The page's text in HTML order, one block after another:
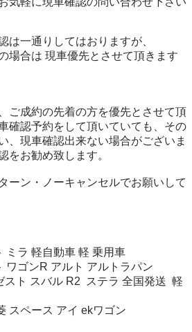
は一通りしてはおりますが、
場合は 現車優先とさせて頂きます
ご成約の先着の方を優先とさせて頂
確認予約をして頂いていても、その
、現車確認出来ない場合がございま
をお勧め致します。
ーン・ノーキャンセルでお願いして
ミラ 軽自動車 軽 乗用車
ワゴンR アルト アルトラパン
ト スバル R2  ステラ 全国発送  軽
スペース アイ ekワゴン